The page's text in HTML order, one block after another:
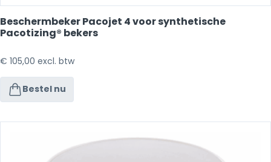
Beschermbeker Pacojet 4 voor synthetische
Pacotizing® bekers
€ 105,00 excl. btw
Bestel nu